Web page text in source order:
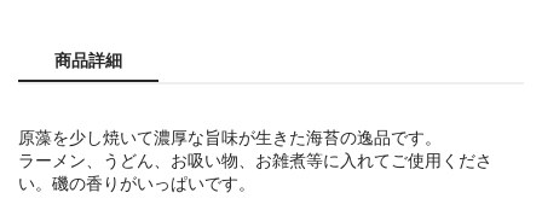
商品詳細
原藻を少し焼いて濃厚な旨味が生きた海苔の逸品です。
ラーメン、うどん、お吸い物、お雑煮等に入れてご使用くださ
い。磯の香りがいっぱいです。